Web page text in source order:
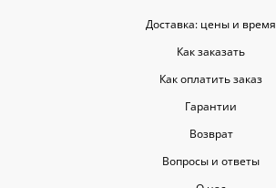
Доставка: цены и время
Как заказать
Как оплатить заказ
Гарантии
Возврат
Вопросы и ответы